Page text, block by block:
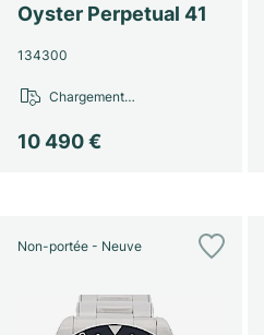
Oyster Perpetual 41
134300
10 490 €
Chargement…
Non-portée - Neuve